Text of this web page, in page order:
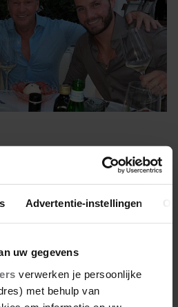
Advertentie-instellingen
uw gegevens
verwerken je persoonlijke
met behulp van
FEL OVER
‘IEDERE
VOOR ZIJN